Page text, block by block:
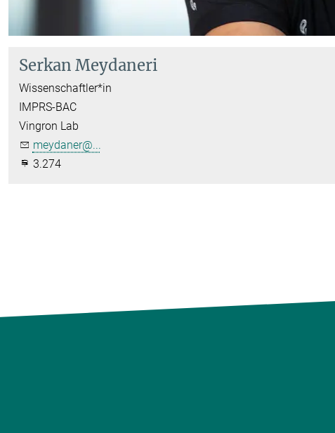
Serkan Meydaneri
Wissenschaftler*in
IMPRS-BAC
Vingron Lab
meydaner@...
3.274